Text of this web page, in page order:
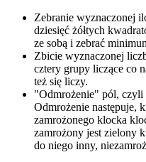
Zebranie wyznaczonej
dziesięć żółtych
ze sobą i zebrać
Zbicie wyznaczonej
cztery grupy liczące co
też się liczy.
"Odmrożenie" pól,
Odmrożenie następuje,
zamrożonego klocka
zamrożony jest zielony
do niego inny,